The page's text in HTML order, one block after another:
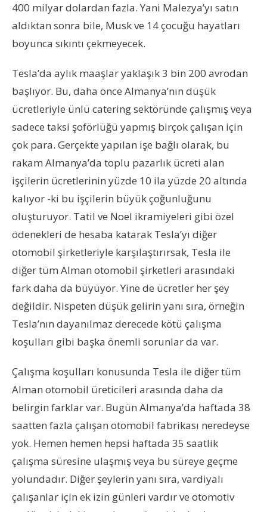
400 milyar dolardan fazla. Yani Malezya’yı satın
aldıktan sonra bile, Musk ve 14 çocuğu hayatları
boyunca sıkıntı çekmeyecek.
Tesla’da aylık maaşlar yaklaşık 3 bin 200 avrodan
başlıyor. Bu, daha önce Almanya’nın düşük
ücretleriyle ünlü catering sektöründe çalışmış veya
sadece taksi şoförlüğü yapmış birçok çalışan için
çok para. Gerçekte yapılan işe bağlı olarak, bu
rakam Almanya’da toplu pazarlık ücreti alan
işçilerin ücretlerinin yüzde 10 ila yüzde 20 altında
kalıyor -ki bu işçilerin büyük çoğunluğunu
oluşturuyor. Tatil ve Noel ikramiyeleri gibi özel
ödenekleri de hesaba katarak Tesla’yı diğer
otomobil şirketleriyle karşılaştırırsak, Tesla ile
diğer tüm Alman otomobil şirketleri arasındaki
fark daha da büyüyor. Yine de ücretler her şey
değildir. Nispeten düşük gelirin yanı sıra, örneğin
Tesla’nın dayanılmaz derecede kötü çalışma
koşulları gibi başka önemli sorunlar da var.
Çalışma koşulları konusunda Tesla ile diğer tüm
Alman otomobil üreticileri arasında daha da
belirgin farklar var. Bugün Almanya’da haftada 38
saatten fazla çalışan otomobil fabrikası neredeyse
yok. Hemen hemen hepsi haftada 35 saatlik
çalışma süresine ulaşmış veya bu süreye geçme
yolundadır. Diğer şeylerin yanı sıra, vardiyalı
çalışanlar için ek izin günleri vardır ve otomotiv